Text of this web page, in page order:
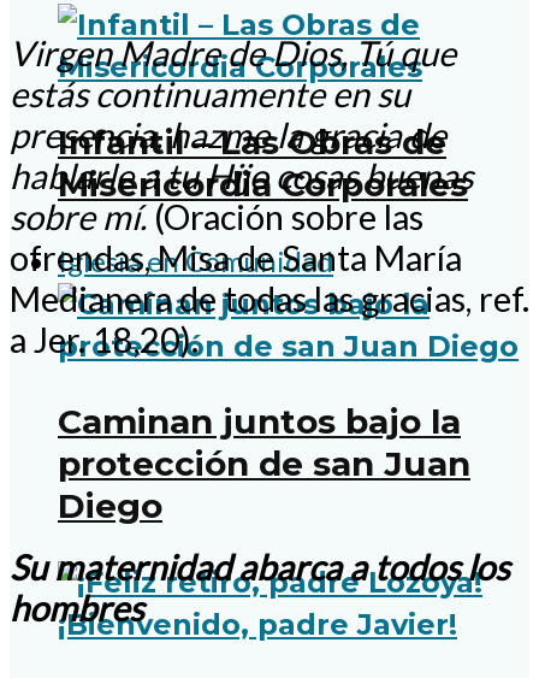
Infantil – Las Obras de
Misericordia Corporales
Iglesia en Comunidad
Caminan juntos bajo la
protección de san Juan
Diego
Virgen Madre de Dios, Tú que
estás continuamente en su
presencia, hazme la gracia de
hablarle a tu Hijo cosas buenas
sobre mí. (Oración sobre las
ofrendas, Misa de Santa María
Medianera de todas las gracias, ref.
a Jer. 18,20).
Su maternidad abarca a todos los
hombres